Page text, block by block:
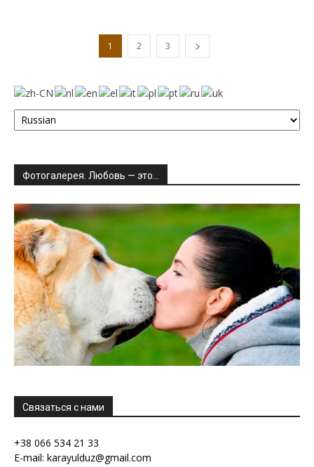
1 2 3
Фотогалерея. Любовь — это…
Связаться с нами
+38 066 534 21 33
E-mail: karayulduz@gmail.com